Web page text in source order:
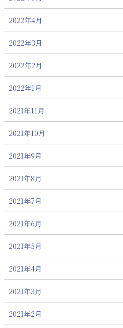
2022年4月
2022年3月
2022年2月
2022年1月
2021年11月
2021年10月
2021年9月
2021年8月
2021年7月
2021年6月
2021年5月
2021年4月
2021年3月
2021年2月